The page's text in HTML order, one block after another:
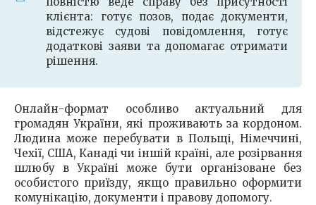
клієнта: готує позов, подає документи,
відстежує судові повідомлення, готує
додаткові заяви та допомагає отримати
рішення.
Онлайн-формат особливо актуальний для
громадян України, які проживають за кордоном.
Людина може перебувати в Польщі, Німеччині,
Чехії, США, Канаді чи іншій країні, але розірвання
шлюбу в Україні може бути організоване без
особистого приїзду, якщо правильно оформити
комунікацію, документи і правову допомогу.